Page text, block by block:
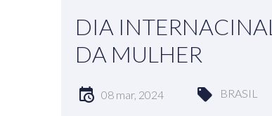
DIA INTERNACINAL
DA MULHER
08 mar, 2024 BRASIL